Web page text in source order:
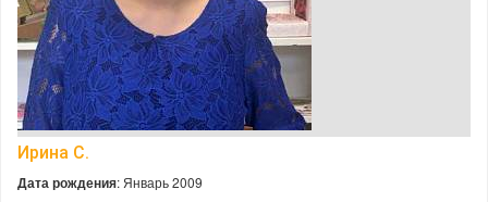
Ирина С.
Дата рождения: Январь 2009